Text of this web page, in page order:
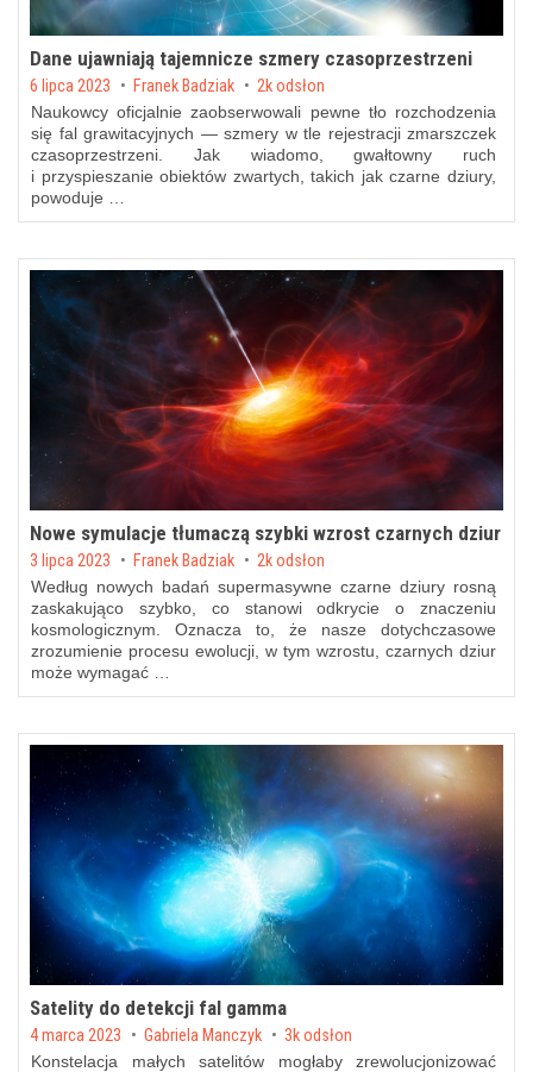
Dane ujawniają tajemnicze szmery czasoprzestrzeni
Posted on
6 lipca 2023 by Franek Badziak 2k odsłon
Naukowcy oficjalnie zaobserwowali pewne tło rozchodzenia
się fal grawitacyjnych — szmery w tle rejestracji zmarszczek
czasoprzestrzeni. Jak wiadomo, gwałtowny ruch
i przyspieszanie obiektów zwartych, takich jak czarne dziury,
powoduje …
Nowe symulacje tłumaczą szybki wzrost czarnych dziur
Posted on
3 lipca 2023 by Franek Badziak 2k odsłon
Według nowych badań supermasywne czarne dziury rosną
zaskakująco szybko, co stanowi odkrycie o znaczeniu
kosmologicznym. Oznacza to, że nasze dotychczasowe
zrozumienie procesu ewolucji, w tym wzrostu, czarnych dziur
może wymagać …
Satelity do detekcji fal gamma
Posted on
4 marca 2023 byGabriela Manczyk 3k odsłon
Konstelacja małych satelitów mogłaby zrewolucjonizować